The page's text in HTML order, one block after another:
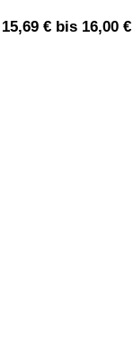
15,69 € bis 16,00